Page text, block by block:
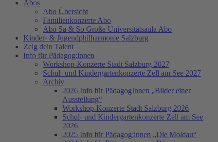
Abos
Abo Übersicht
Familienkonzerte Abo
Abo Sa & So Große Universitätsaula Abo
Kinder- & Jugendphilharmonie Salzburg
Zeig dein Talent
Info für Pädagog:innen
Workshop-Konzerte Stadt Salzburg 2027
Schul- und Kindergartenkonzerte Zell am See 2027
Archiv
2026 Info für PädagogInnen „Bilder einer
Ausstellung“
Workshop-Konzerte Stadt Salzburg 2026
Schul- und Kindergartenkonzerte Zell am See
2026
2025 Info für Pädagog:innen „Die Moldau“